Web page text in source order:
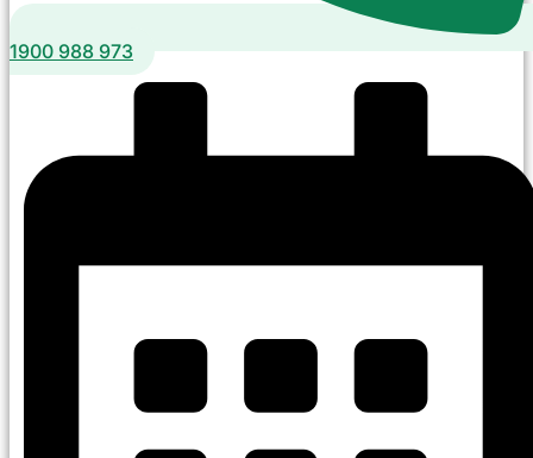
1900 988 973